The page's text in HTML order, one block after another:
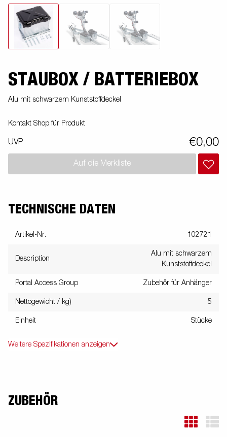
STAUBOX / BATTERIEBOX
Alu mit schwarzem Kunststoffdeckel
Kontakt Shop für Produkt
UVP €0,00
Auf die Merkliste
TECHNISCHE DATEN
Artikel-Nr. 102721
Description
Alu mit schwarzem
Kunststoffdeckel
Portal Access Group Zubehör für Anhänger
Nettogewicht / kg) 5
Einheit Stücke
Weitere Spezifikationen anzeigen
ZUBEHÖR